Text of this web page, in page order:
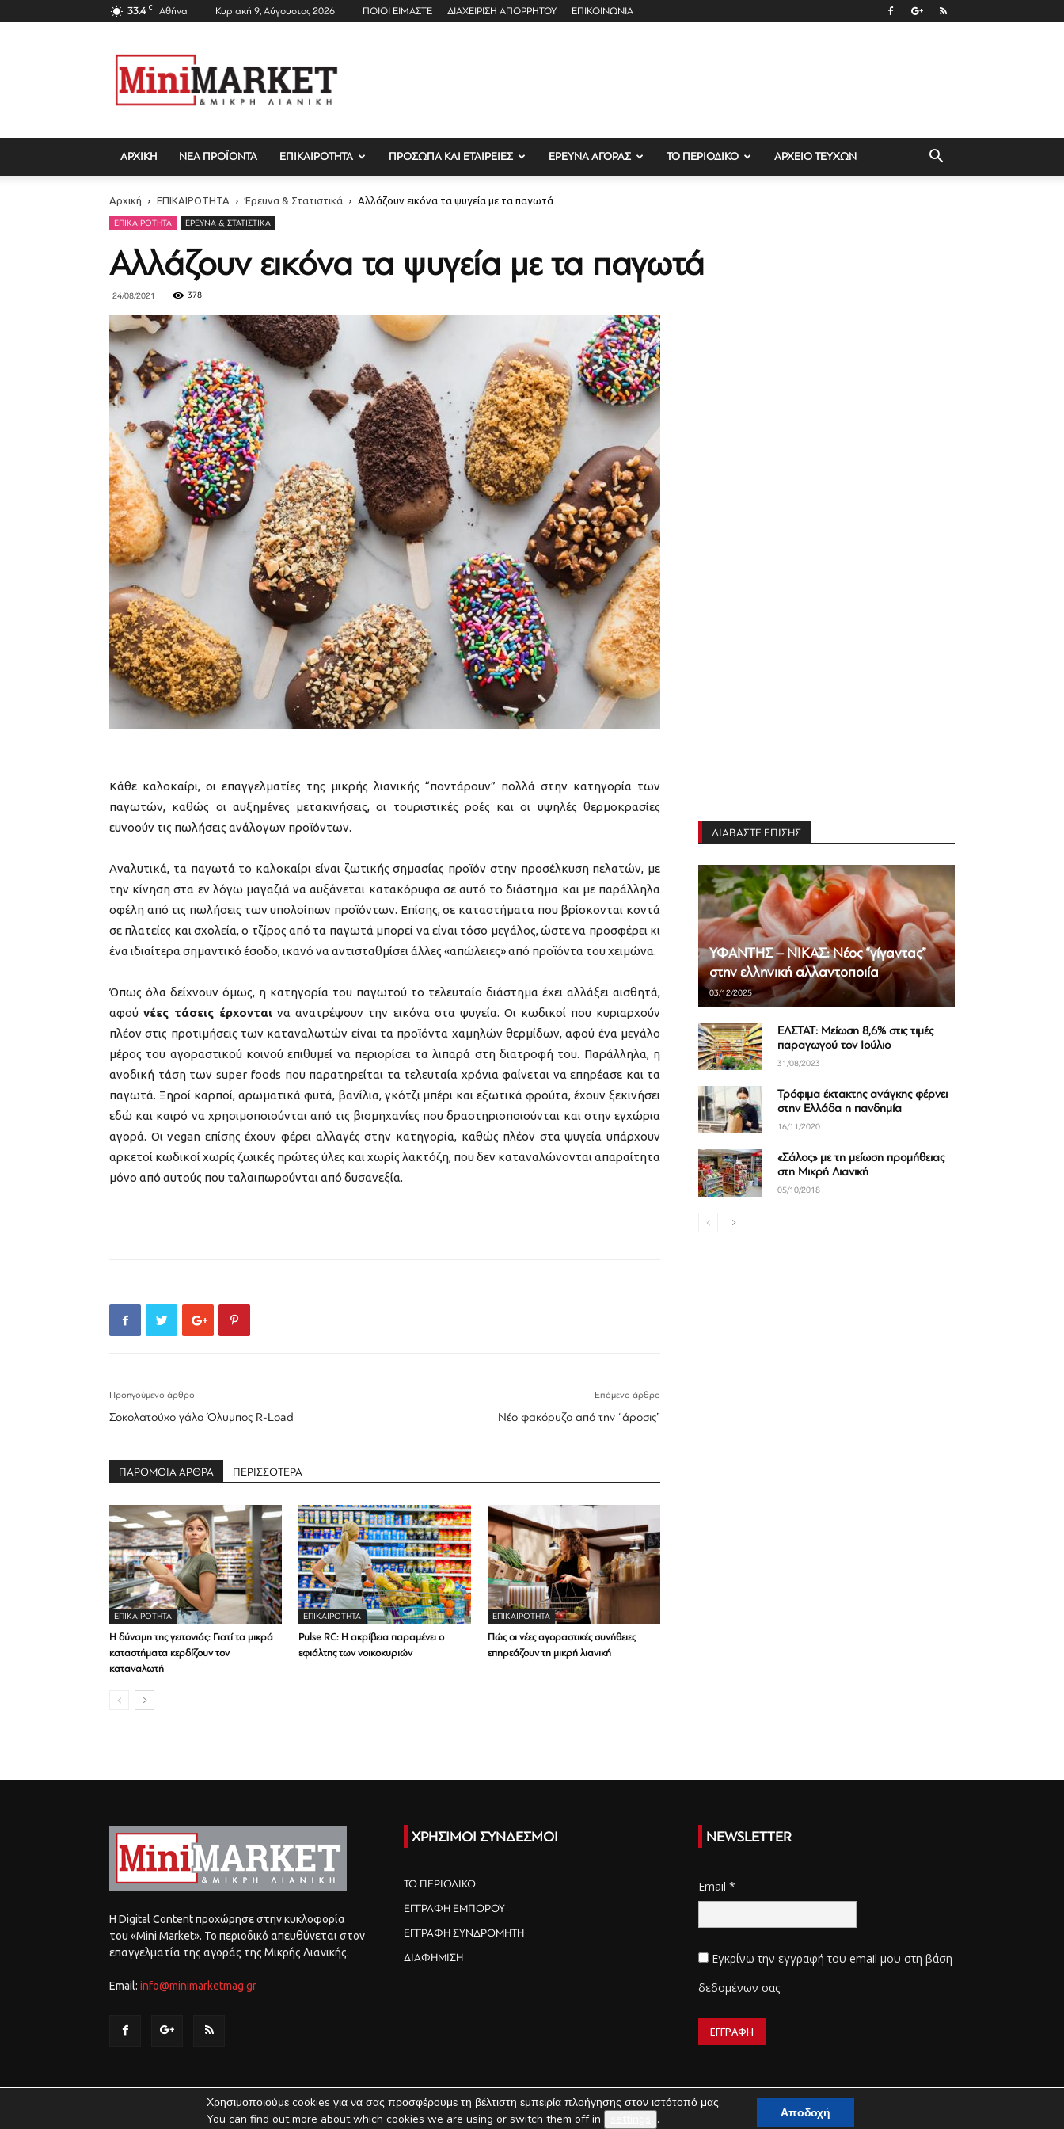
33.4 C Αθήνα Κυριακή 9, Αύγουστος 2026 ΠΟΙΟΙ ΕΙΜΑΣΤΕ ΔΙΑΧΕΙΡΙΣΗ ΑΠΟΡΡΗΤΟΥ ΕΠΙΚΟΙΝΩΝΙΑ
Mini
Market
Magazine
ΑΡΧΙΚΗ ΝΕΑ ΠΡΟΪΟΝΤΑ ΕΠΙΚΑΙΡΟΤΗΤΑ ΠΡΟΣΩΠΑ ΚΑΙ ΕΤΑΙΡΕΙΕΣ ΕΡΕΥΝΑ ΑΓΟΡΑΣ ΤΟ ΠΕΡΙΟΔΙΚΟ ΑΡΧΕΙΟ ΤΕΥΧΩΝ
Αρχική ΕΠΙΚΑΙΡΟΤΗΤΑ Έρευνα & Στατιστικά Αλλάζουν εικόνα τα ψυγεία με τα παγωτά
ΕΠΙΚΑΙΡΟΤΗΤΑ ΈΡΕΥΝΑ & ΣΤΑΤΙΣΤΙΚΆ
Αλλάζουν εικόνα τα ψυγεία με τα παγωτά
24/08/2021 378
Κάθε καλοκαίρι, οι επαγγελματίες της μικρής λιανικής “ποντάρουν” πολλά στην κατηγορία των
παγωτών, καθώς οι αυξημένες μετακινήσεις, οι τουριστικές ροές και οι υψηλές θερμοκρασίες
ευνοούν τις πωλήσεις ανάλογων προϊόντων.
Αναλυτικά, τα παγωτά το καλοκαίρι είναι ζωτικής σημασίας προϊόν στην προσέλκυση πελατών, με
την κίνηση στα εν λόγω μαγαζιά να αυξάνεται κατακόρυφα σε αυτό το διάστημα και με παράλληλα
οφέλη από τις πωλήσεις των υπολοίπων προϊόντων. Επίσης, σε καταστήματα που βρίσκονται κοντά
σε πλατείες και σχολεία, ο τζίρος από τα παγωτά μπορεί να είναι τόσο μεγάλος, ώστε να προσφέρει κι
ένα ιδιαίτερα σημαντικό έσοδο, ικανό να αντισταθμίσει άλλες «απώλειες» από προϊόντα του χειμώνα.
Όπως όλα δείχνουν όμως, η κατηγορία του παγωτού το τελευταίο διάστημα έχει αλλάξει αισθητά,
αφούνέες τάσεις έρχονται να ανατρέψουν την εικόνα στα ψυγεία. Οι κωδικοί που κυριαρχούν
πλέον στις προτιμήσεις των καταναλωτών είναι τα προϊόντα χαμηλών θερμίδων, αφού ένα μεγάλο
μέρος του αγοραστικού κοινού επιθυμεί να περιορίσει τα λιπαρά στη διατροφή του. Παράλληλα, η
ανοδική τάση των super foods που παρατηρείται τα τελευταία χρόνια φαίνεται να επηρέασε και τα
παγωτά. Ξηροί καρποί, αρωματικά φυτά, βανίλια, γκότζι μπέρι και εξωτικά φρούτα, έχουν ξεκινήσει
εδώ και καιρό να χρησιμοποιούνται από τις βιομηχανίες που δραστηριοποιούνται και στην εγχώρια
αγορά. Οι vegan επίσης έχουν φέρει αλλαγές στην κατηγορία, καθώς πλέον στα ψυγεία υπάρχουν
αρκετοί κωδικοί χωρίς ζωικές πρώτες ύλες και χωρίς λακτόζη, που δεν καταναλώνονται απαραίτητα
μόνο από αυτούς που ταλαιπωρούνται από δυσανεξία.
Προηγούμενο άρθρο
Σοκολατούχο γάλα Όλυμπος R-Load
Επόμενο άρθρο
Νέο φακόρυζο από την “άροσις”
ΠΑΡΟΜΟΙΑ ΑΡΘΡΑ ΠΕΡΙΣΣΟΤΕΡΑ
ΕΠΙΚΑΙΡΟΤΗΤΑ
Η δύναμη της γειτονιάς: Γιατί τα μικρά
καταστήματα κερδίζουν τον
καταναλωτή
ΕΠΙΚΑΙΡΟΤΗΤΑ
Pulse RC: Η ακρίβεια παραμένει ο
εφιάλτης των νοικοκυριών
ΕΠΙΚΑΙΡΟΤΗΤΑ
Πώς οι νέες αγοραστικές συνήθειες
επηρεάζουν τη μικρή λιανική
ΔΙΑΒΑΣΤΕ ΕΠΙΣΗΣ
ΥΦΑΝΤΗΣ – ΝΙΚΑΣ: Νέος “γίγαντας”
στην ελληνική αλλαντοποιία
03/12/2025
ΕΛΣΤΑΤ: Μείωση 8,6% στις τιμές
παραγωγού τον Ιούλιο
31/08/2023
Τρόφιμα έκτακτης ανάγκης φέρνει
στην Ελλάδα η πανδημία
16/11/2020
«Σάλος» με τη μείωση προμήθειας
στη Μικρή Λιανική
05/10/2018
Η Digital Content προχώρησε στην κυκλοφορία
του «Mini Market». Το περιοδικό απευθύνεται στον
επαγγελματία της αγοράς της Μικρής Λιανικής.
Email: info@minimarketmag.gr
ΧΡΗΣΙΜΟΙ ΣΥΝΔΕΣΜΟΙ
ΤΟ ΠΕΡΙΟΔΙΚΟ
ΕΓΓΡΑΦΗ ΕΜΠΟΡΟΥ
ΕΓΓΡΑΦΗ ΣΥΝΔΡΟΜΗΤΗ
ΔΙΑΦΗΜΙΣΗ
NEWSLETTER
Email *
Εγκρίνω την εγγραφή του email μου στη βάση
δεδομένων σας
ΠΟΙΟΙ ΕΙΜΑΣΤΕ ΟΡΟΙ ΧΡΗΣΗΣ
2018-2021 | Κατασκευή & Ανάπτυξη UThink
Χρησιμοποιούμε cookies για να σας προσφέρουμε τη βέλτιστη εμπειρία πλοήγησης στον ιστότοπό μας.
You can find out more about which cookies we are using or switch them off in
. Αποδοχή